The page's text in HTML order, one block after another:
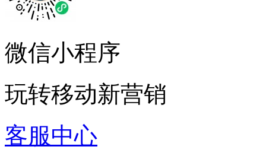
微信小程序
玩转移动新营销
客服中心